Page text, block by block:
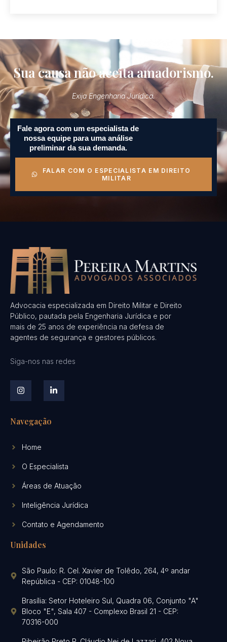
Sua causa não aceita amadorismo.
Exija Engenharia Jurídica.
Fale agora com um especialista de
nossa equipe para uma análise
preliminar da sua demanda.
FALAR COM O ESPECIALISTA EM DIREITO
MILITAR
Advocacia especializada em Direito Militar e Direito
Público, pautada pela Engenharia Jurídica e por
mais de 25 anos de experiência na defesa de
agentes de segurança e gestores públicos.
Siga-nos nas redes
Navegação
Home
O Especialista
Áreas de Atuação
Inteligência Jurídica
Contato e Agendamento
Unidades
São Paulo: R. Cel. Xavier de Tolêdo, 264, 4º andar
República - CEP: 01048-100
Brasília: Setor Hoteleiro Sul, Quadra 06, Conjunto "A"
Bloco "E", Sala 407 - Complexo Brasil 21 - CEP:
70316-000